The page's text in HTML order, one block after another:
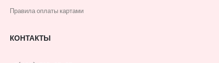
Правила оплаты картами
КОНТАКТЫ